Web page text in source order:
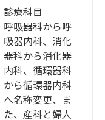
診療科目
呼吸器科から呼
吸器内科、消化
器科から消化器
内科、循環器科
から循環器内科
へ名称変更、ま
た、産科と婦人